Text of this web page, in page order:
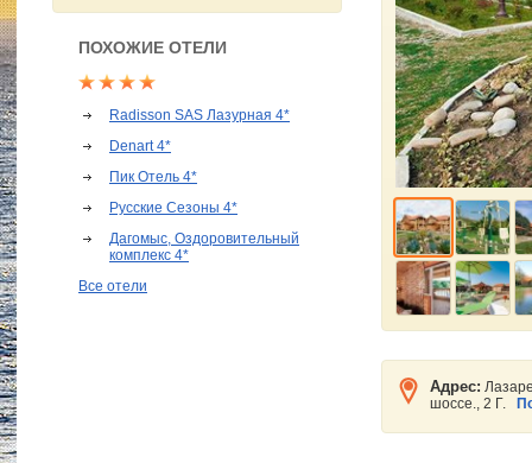
ПОХОЖИЕ ОТЕЛИ
Radisson SAS Лазурная 4*
Denart 4*
Пик Отель 4*
Русские Сезоны 4*
Дагомыс, Оздоровительный
комплекс 4*
Все отели
Адрес:
шоссе., 2 Г.